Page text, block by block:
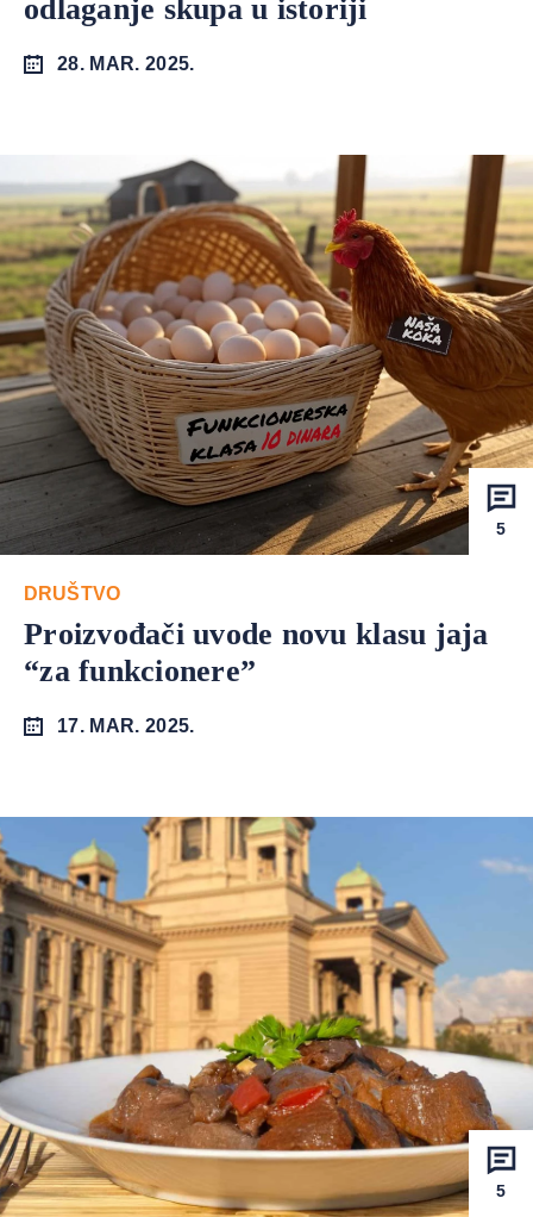
odlaganje skupa u istoriji
28. MAR. 2025.
5
DRUŠTVO
Proizvođači uvode novu klasu jaja
“za funkcionere”
17. MAR. 2025.
5